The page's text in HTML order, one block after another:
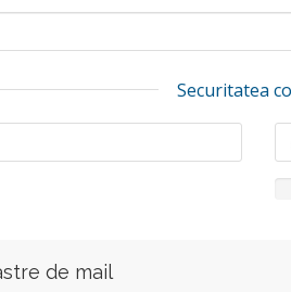
Securitatea
de mail